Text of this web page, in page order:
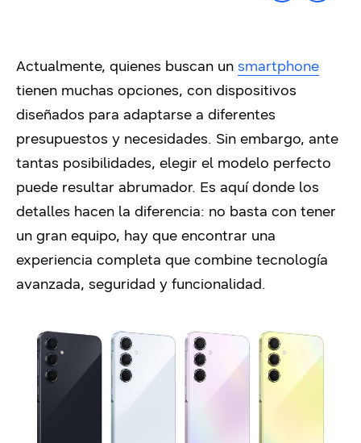
Actualmente, quienes buscan un smartphone
tienen muchas opciones, con dispositivos
diseñados para adaptarse a diferentes
presupuestos y necesidades. Sin embargo, ante
tantas posibilidades, elegir el modelo perfecto
puede resultar abrumador. Es aquí donde los
detalles hacen la diferencia: no basta con tener
un gran equipo, hay que encontrar una
experiencia completa que combine tecnología
avanzada, seguridad y funcionalidad.